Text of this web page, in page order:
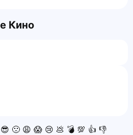
Кино
😎 🙁 😩 😱 😢 💩 💣 💯 👍 👎